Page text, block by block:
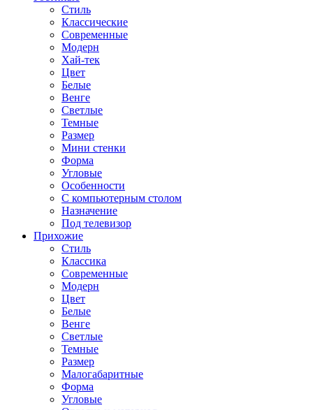
Стиль
Классические
Современные
Модерн
Хай-тек
Цвет
Белые
Венге
Светлые
Темные
Размер
Мини стенки
Форма
Угловые
Особенности
С компьютерным столом
Назначение
Под телевизор
Прихожие
Стиль
Классика
Современные
Модерн
Цвет
Белые
Венге
Светлые
Темные
Размер
Малогабаритные
Форма
Угловые